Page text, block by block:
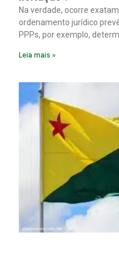
Na verdade, ocorre
ordenamento jurídico
PPPs, por exemplo,
empreendimento. Ou seja,
figura é facultativa e
projeto a projeto.
Leia mais »